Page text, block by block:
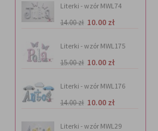
Literki - wzór MWL74
14.00 zł 10.00 zł
Literki - wzór MWL175
15.00 zł 10.00 zł
Literki - wzór MWL176
14.00 zł 10.00 zł
Literki - wzór MWL29